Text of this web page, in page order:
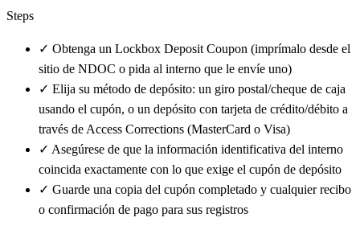
Steps
✓ Obtenga un Lockbox Deposit Coupon (imprímalo desde el
sitio de NDOC o pida al interno que le envíe uno)
✓ Elija su método de depósito: un giro postal/cheque de caja
usando el cupón, o un depósito con tarjeta de crédito/débito a
través de Access Corrections (MasterCard o Visa)
✓ Asegúrese de que la información identificativa del interno
coincida exactamente con lo que exige el cupón de depósito
✓ Guarde una copia del cupón completado y cualquier recibo
o confirmación de pago para sus registros